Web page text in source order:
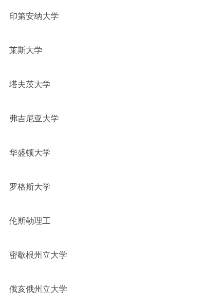
印第安纳大学
莱斯大学
塔夫茨大学
弗吉尼亚大学
华盛顿大学
罗格斯大学
伦斯勒理工
密歇根州立大学
俄亥俄州立大学